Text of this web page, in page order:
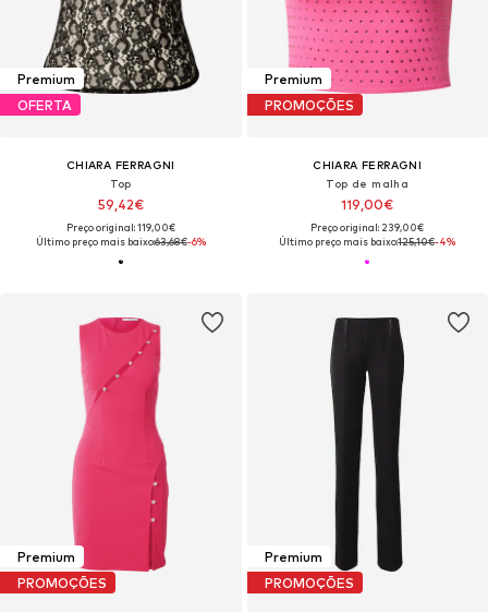
Premium
OFERTA
CHIARA FERRAGNI
Top
59,42€
Preço original: 119,00€
Último preço mais baixo:63,68€-6%
Premium
PROMOÇÕES
CHIARA FERRAGNI
Top de malha
119,00€
Preço original: 239,00€
Último preço mais baixo:125,10€-4%
Premium
PROMOÇÕES
Premium
PROMOÇÕES